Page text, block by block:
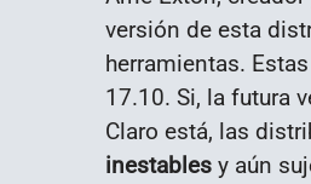
versión de esta
herramientas.
17.10. Si, la futura
Claro está, las
inestables y aún